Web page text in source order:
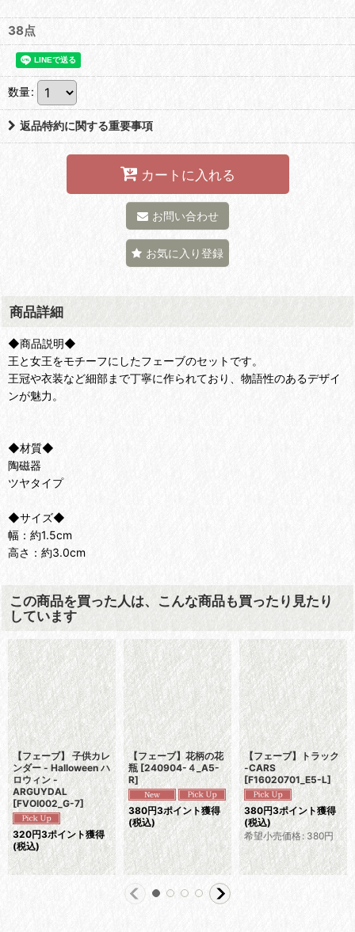
38点
数量:
返品特約に関する重要事項
カートに入れる
お問い合わせ
お気に入り登録
商品詳細
◆商品説明◆
王と女王をモチーフにしたフェーブのセットです。
王冠や衣装など細部まで丁寧に作られており、物語性のあるデザイ
ンが魅力。
◆材質◆
陶磁器
ツヤタイプ
◆サイズ◆
幅：約1.5cm
高さ：約3.0cm
この商品を買った人は、こんな商品も買ったり見たり
しています
【フェーブ】 子供カレ
ンダー - Halloween ハ
ロウィン -
ARGUYDAL
[FVOI002_G-7]
320円3ポイント獲得
(税込)
【フェーブ】花柄の花
瓶 [240904-４_A5-
R]
380円3ポイント獲得
(税込)
【フェーブ】トラック
-CARS
[F16020701_E5-L]
380円3ポイント獲得
(税込)
希望小売価格: 380円